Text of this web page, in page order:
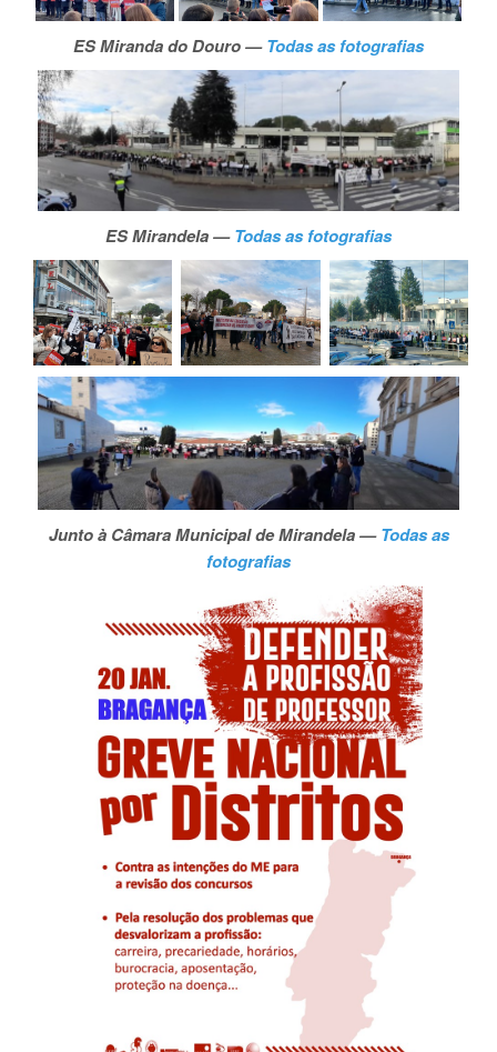
ES Miranda do Douro —Todas as fotografias
ES Mirandela —Todas as fotografias
Junto à Câmara Municipal de Mirandela —Todas as
fotografias